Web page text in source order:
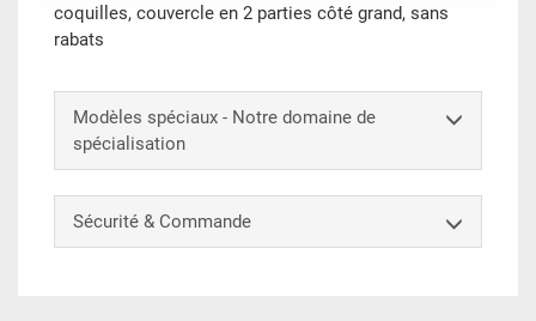
coquilles, couvercle en 2 parties côté grand, sans
rabats
Modèles spéciaux - Notre domaine de
spécialisation
Sécurité & Commande